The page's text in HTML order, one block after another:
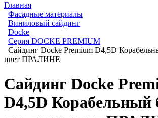
Главная
Фасадные материалы
Виниловый сайдинг
Docke
Серия DOCKE PREMIUM
Сайдинг Docke Premium D4,5D
цвет ПРАЛИНЕ
Сайдинг Docke
D4,5D Корабельный